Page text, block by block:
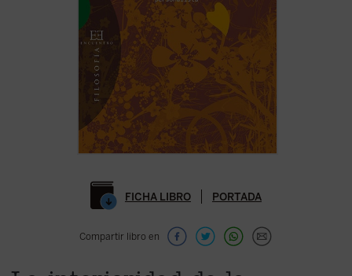
FICHA LIBRO PORTADA
Compartir libro en